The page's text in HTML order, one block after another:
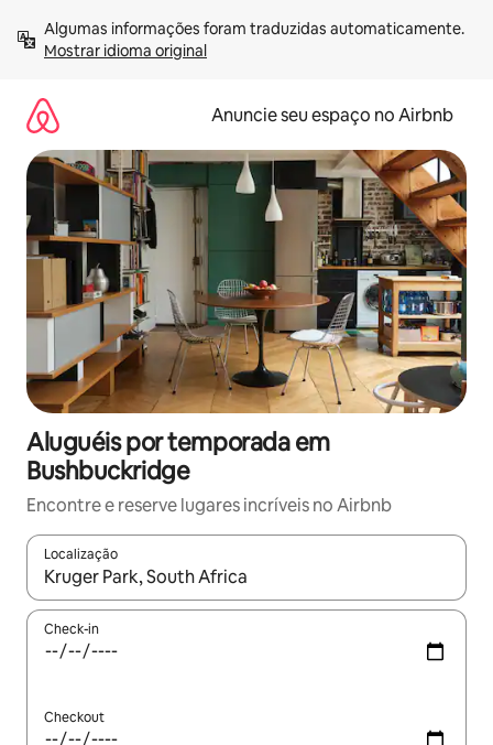
para
Mostrar idioma original
Anuncie seu espaço no Airbnb
Aluguéis por temporada em
Bushbuckridge
Encontre e reserve lugares incríveis no Airbnb
Localização
Quando os resultados estiverem disponíveis, explore-os
Check-in
Checkout